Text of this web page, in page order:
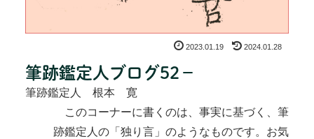
2023.01.19 2024.01.28
筆跡鑑定人ブログ52－
筆跡鑑定人 根本 寛
このコーナーに書くのは、事実に基づく、筆
跡鑑定人の「独り言」のようなものです。お気